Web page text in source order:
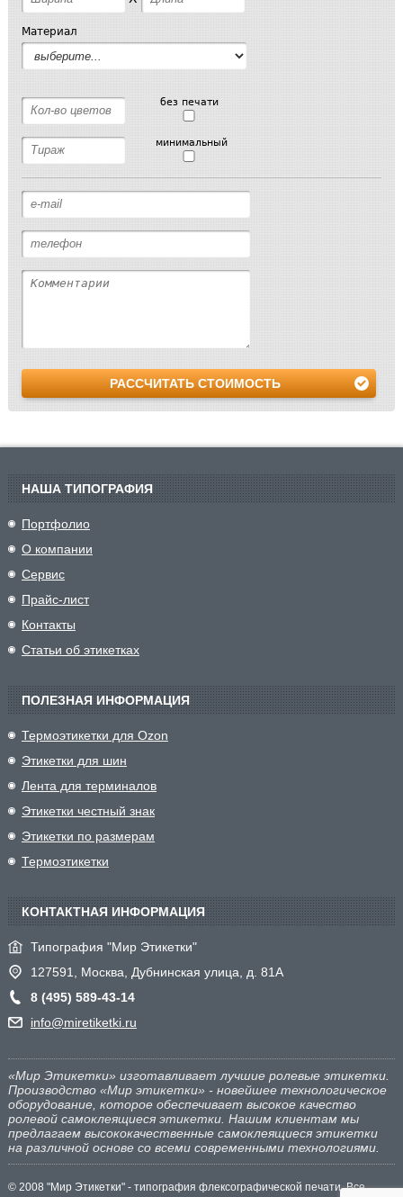
Материал
без печати
минимальный
РАССЧИТАТЬ СТОИМОСТЬ
НАША ТИПОГРАФИЯ
Портфолио
О компании
Сервис
Прайс-лист
Контакты
Статьи об этикетках
ПОЛЕЗНАЯ ИНФОРМАЦИЯ
Термоэтикетки для Ozon
Этикетки для шин
Лента для терминалов
Этикетки честный знак
Этикетки по размерам
Термоэтикетки
КОНТАКТНАЯ ИНФОРМАЦИЯ
Типография "Мир Этикетки"
127591, Москва, Дубнинская улица, д. 81А
8 (495) 589-43-14
info@miretiketki.ru
«Мир Этикетки» изготавливает лучшие ролевые этикетки.
Производство «Мир этикетки» - новейшее технологическое
оборудование, которое обеспечивает высокое качество
ролевой самоклеящиеся этикетки. Нашим клиентам мы
предлагаем высококачественные самоклеящиеся этикетки
на различной основе со всеми современными технологиями.
© 2008 "Мир Этикетки" - типография флексографической печати. Все